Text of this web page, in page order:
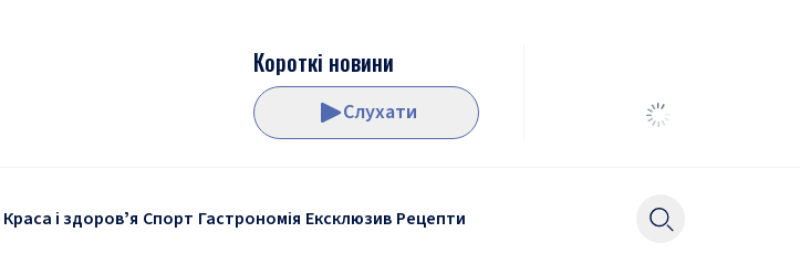
Короткі новини
Слухати
Краса і здоровʼя Спорт Гастрономія Ексклюзив Рецепти